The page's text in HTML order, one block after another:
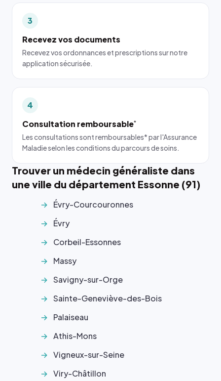
3
Recevez vos documents
Recevez vos ordonnances et prescriptions sur notre
application sécurisée.
4
Consultation remboursable*
Les consultations sont remboursables* par l'Assurance
Maladie selon les conditions du parcours de soins.
Trouver un médecin généraliste dans
une ville du département Essonne (91)
Évry-Courcouronnes
Évry
Corbeil-Essonnes
Massy
Savigny-sur-Orge
Sainte-Geneviève-des-Bois
Palaiseau
Athis-Mons
Vigneux-sur-Seine
Viry-Châtillon